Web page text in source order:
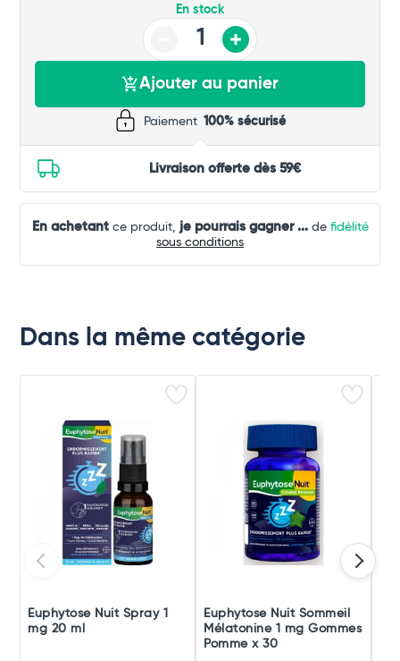
En stock
Ajouter au panier
Paiement 100% sécurisé
Livraison offerte dès 59€
En achetantce produit, je pourrais gagner ...de fidélité
sous conditions
Dans la même catégorie
Euphytose Nuit Spray 1
mg 20 ml
Euphytose Nuit Sommeil
Mélatonine 1 mg Gommes
Pomme x 30